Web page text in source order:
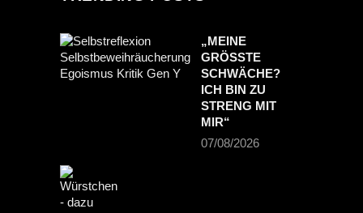
„MEINE
GRÖSSTE S
CHWÄCHE? I
CH BIN ZU S
TRENG MIT M
IR“
07/08/2026